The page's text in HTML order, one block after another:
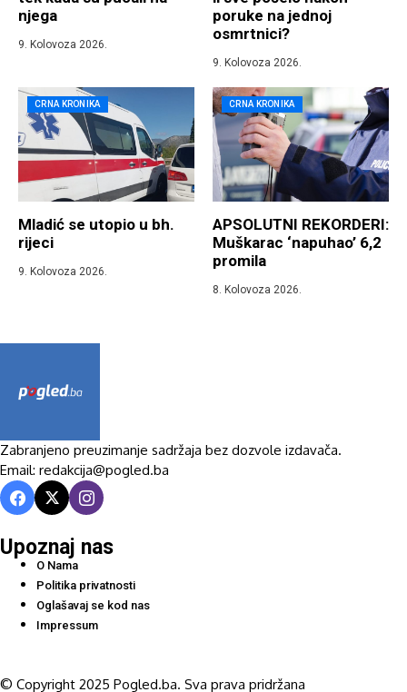
njega
9. Kolovoza 2026.
poruke na jednoj
osmrtnici?
9. Kolovoza 2026.
CRNA KRONIKA
Mladić se utopio u bh.
rijeci
9. Kolovoza 2026.
CRNA KRONIKA
APSOLUTNI REKORDERI:
Muškarac ‘napuhao’ 6,2
promila
8. Kolovoza 2026.
Zabranjeno preuzimanje sadržaja bez dozvole izdavača.
Email: redakcija@pogled.ba
Upoznaj nas
O Nama
Politika privatnosti
Oglašavaj se kod nas
Impressum
© Copyright 2025 Pogled.ba. Sva prava pridržana